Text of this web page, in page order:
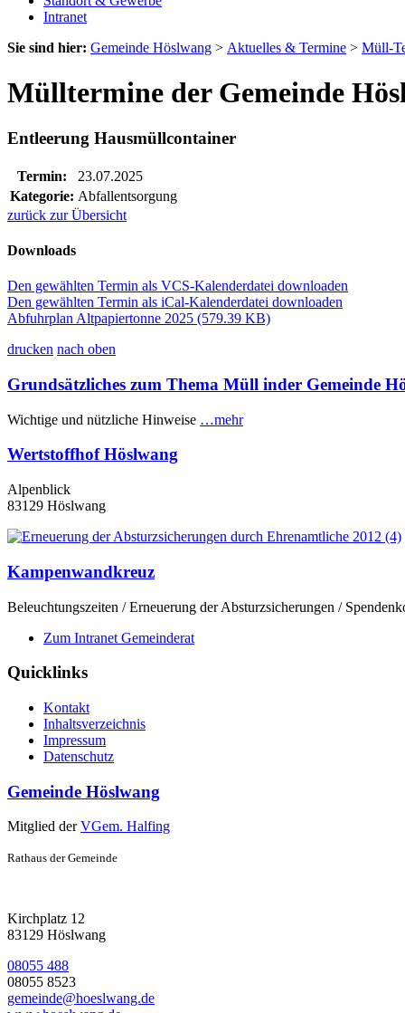
Intranet
Sie sind hier: Gemeinde Höslwang > Aktuelles & Termine > Müll-
Mülltermine der Gemeinde
Entleerung Hausmüllcontainer
Termin:
23.07.2025
Kategorie: Abfallentsorgung
zurück zur Übersicht
Downloads
Den gewählten Termin als VCS-Kalenderdatei downloaden
Den gewählten Termin als iCal-Kalenderdatei downloaden
Abfuhrplan Altpapiertonne 2025 (579.39 KB)
drucken nach oben
Grundsätzliches zum Thema Müll inder Gemeinde
Wichtige und nützliche Hinweise …mehr
Wertstoffhof Höslwang
Alpenblick
83129 Höslwang
Kampenwandkreuz
Beleuchtungszeiten / Erneuerung der Absturzsicherungen /
Zum Intranet Gemeinderat
Quicklinks
Kontakt
Inhaltsverzeichnis
Impressum
Datenschutz
Gemeinde Höslwang
Mitglied derVGem. Halfing
Rathaus der Gemeinde
Kirchplatz 12
83129 Höslwang
08055 488
08055 8523
gemeinde@hoeslwang.de